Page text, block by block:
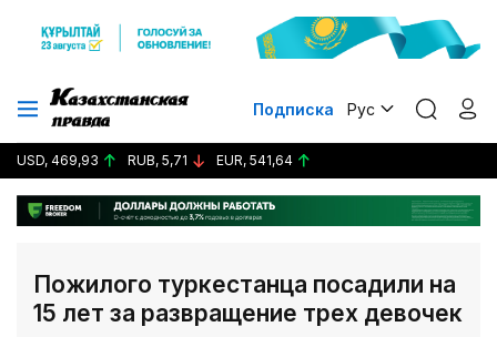
Подписка Рус
USD, 469,93 RUB, 5,71 EUR, 541,64
Пожилого туркестанца посадили на
15 лет за развращение трех девочек